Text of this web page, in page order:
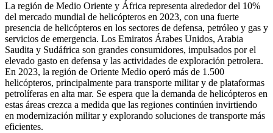
La región de Medio Oriente y África representa alrededor del 10%
del mercado mundial de helicópteros en 2023, con una fuerte
presencia de helicópteros en los sectores de defensa, petróleo y gas y
servicios de emergencia. Los Emiratos Árabes Unidos, Arabia
Saudita y Sudáfrica son grandes consumidores, impulsados ​​por el
elevado gasto en defensa y las actividades de exploración petrolera.
En 2023, la región de Oriente Medio operó más de 1.500
helicópteros, principalmente para transporte militar y de plataformas
petrolíferas en alta mar. Se espera que la demanda de helicópteros en
estas áreas crezca a medida que las regiones continúen invirtiendo
en modernización militar y explorando soluciones de transporte más
eficientes.